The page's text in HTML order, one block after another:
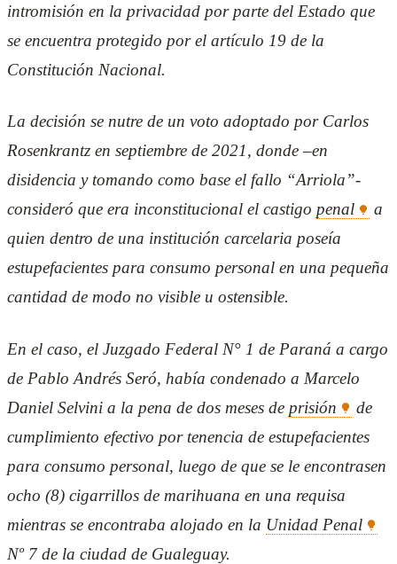
intromisión en la privacidad por parte del Estado que
se encuentra protegido por el artículo 19 de la
Constitución Nacional.
La decisión se nutre de un voto adoptado por Carlos
Rosenkrantz en septiembre de 2021, donde –en
disidencia y tomando como base el fallo “Arriola”-
consideró que era inconstitucional el castigo penal
a
quien dentro de una institución carcelaria poseía
estupefacientes para consumo personal en una pequeña
cantidad de modo no visible u ostensible.
En el caso, el Juzgado Federal N° 1 de Paraná a cargo
de Pablo Andrés Seró, había condenado a Marcelo
Daniel Selvini a la pena de dos meses de prisión
de
cumplimiento efectivo por tenencia de estupefacientes
para consumo personal, luego de que se le encontrasen
ocho (8) cigarrillos de marihuana en una requisa
mientras se encontraba alojado en la Unidad Penal
Nº 7 de la ciudad de Gualeguay.